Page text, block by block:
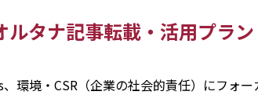
ルタナ記事転載・活用プラン
環境・CSR（企業の社会的責任）にフォー